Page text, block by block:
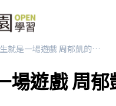
人生就是一場遊戲 周郁凱的遊戲化啟蒙
場遊戲 周